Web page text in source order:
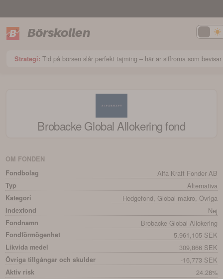
Börskollen
Strategi: Tid på börsen slår perfekt tajming – här är siffrorna som
Brobacke Global Allokeringfond
OM FONDEN
Fondbolag
Alfa Kraft Fonder AB
Typ Alternativa
Kategori Hedgefond, Global makro, Övriga
Indexfond Nej
Fondnamn Brobacke Global Allokering
Fondförmögenhet 5,961,105 SEK
Likvida medel 309,866 SEK
Övriga tillgångar och skulder -16,773 SEK
Aktiv risk 24.28%